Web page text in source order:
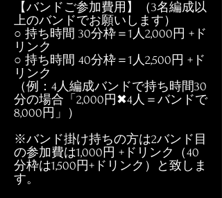
【バンドご参加費用】（3名編成以
上のバンドでお願いします）
○ 持ち時間 30分枠＝1人2,000円 +ド
リンク
○ 持ち時間 40分枠＝1人2,500円 +ド
リンク
（例：4人編成バンドで持ち時間30
分の場合「2,000円✖4人＝バンドで
8,000円」）
※バンド掛け持ちの方は2バンド目
の参加費は1,000円 +ドリンク（40
分枠は1,500円+ドリンク）と致しま
す。